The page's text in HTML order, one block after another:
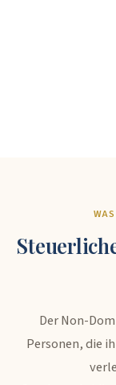
Der Non-
Personen, die